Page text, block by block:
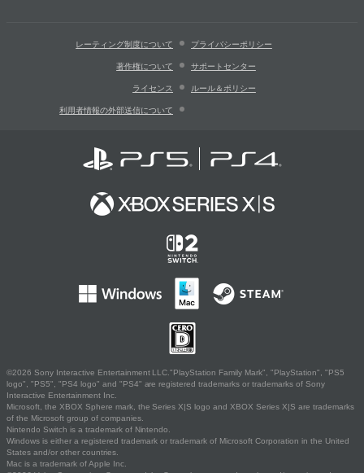
レーティング制度について プライバシーポリシー
著作権について サポートセンター
ライセンス ルール＆ポリシー
利用者情報の外部送信について
©2026 Sony Interactive Entertainment LLC."PlayStation Family Mark", "PlayStation", "PS5
logo", "PS5", "PS4 logo" and "PS4" are registered trademarks or trademarks of Sony
Interactive Entertainment Inc.
Microsoft, the XBOX Sphere mark, the Series X|S logo and XBOX Series X|S are trademarks
of the Microsoft group of companies.
Nintendo Switch is a trademark of Nintendo.
Windows is either a registered trademark or trademark of Microsoft Corporation in the United
States and/or other countries.
Mac is a trademark of Apple Inc.